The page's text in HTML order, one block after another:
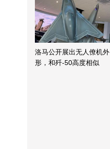
洛马公开展出无人僚机外
形，和歼-50高度相似